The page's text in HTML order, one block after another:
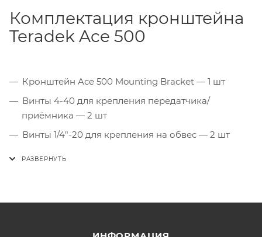
Комплектация кронштейна
Teradek Ace 500
Кронштейн Ace 500 Mounting Bracket — 1 шт
Винты 4-40 для крепления передатчика/
приёмника — 2 шт
Винты 1/4"-20 для крепления на обвес — 2 шт
Шестигранный ключ 3/32" — 1 шт